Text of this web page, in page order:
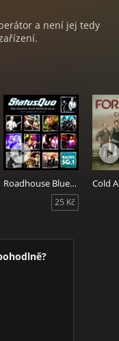
a není jej tedy
Roadhouse Blues (Hammersmith Apollo, London 15th-16th March 2013) [Live]
25 Kč